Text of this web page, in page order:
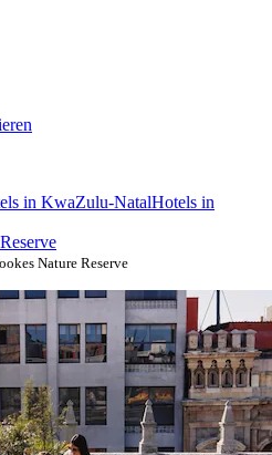
in KwaZulu-NatalHotels in
Nature Reserve